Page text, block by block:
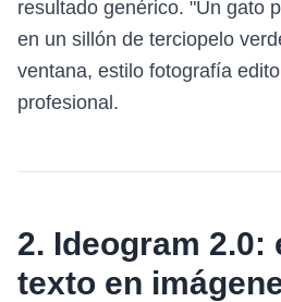
resultado genérico. "Un gato
en un sillón de terciopelo
ventana, estilo fotografía
profesional.
2. Ideogram 2.0:
texto en